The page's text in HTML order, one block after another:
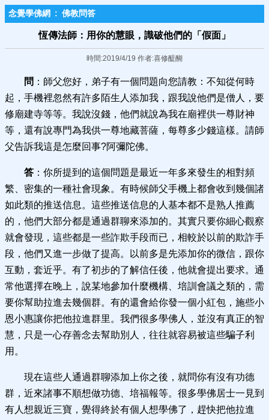
念覺學佛網 : 佛教問答
恆傳法師：用你的慧眼，識破他們的「假面」
時間:2019/4/19 作者:喜修醍醐
問 ：師父您好，弟子有一個問題向您請教：不知從何時
起，手機裡忽然有許多陌生人添加我，跟我說他們是僧人，要
修廟建寺等等。我說沒錢，他們就說為我在廟裡供一尊財神
等，還有說專門為我供一尊地藏菩薩，每尊多少錢這樣。請師
父告訴我這是怎麼回事?阿彌陀佛。
答 ：你所提到的這個問題是最近一年多來發生的相對頻
繁、密集的一種社會現象。有時候師父手機上都會收到幾個諸
如此類的推送信息。這些推送信息的人基本都不是熟人推薦
的，他們大部分都是通過群聊來添加的。其實只要你細心觀察
就會發現，這些都是一些詐欺手段而已，相較於以前的欺詐手
段，他們又進一步做了提高。以前多是先添加你的微信，跟你
互動，套近乎。有了初步的了解信任後，他就會提出要求。通
常他選擇在晚上，說某地參加什麼機構、培訓會議之類的，需
要你幫助拉進去幾個群。有的還會給你發一個小紅包，施些小
恩小惠讓你把他拉進群里。我們很多學佛人，並沒有真正的智
慧，只是一心存善念去幫助別人，往往就容易被這些騙子利
用。
現在這些人通過群聊添加上你之後，就問你有沒有功德
群，近來諸事不順想做功德、培福報等。很多學佛居士一見到
有人想親近三寶，覺得終於有個人想學佛了，趕快把他拉進